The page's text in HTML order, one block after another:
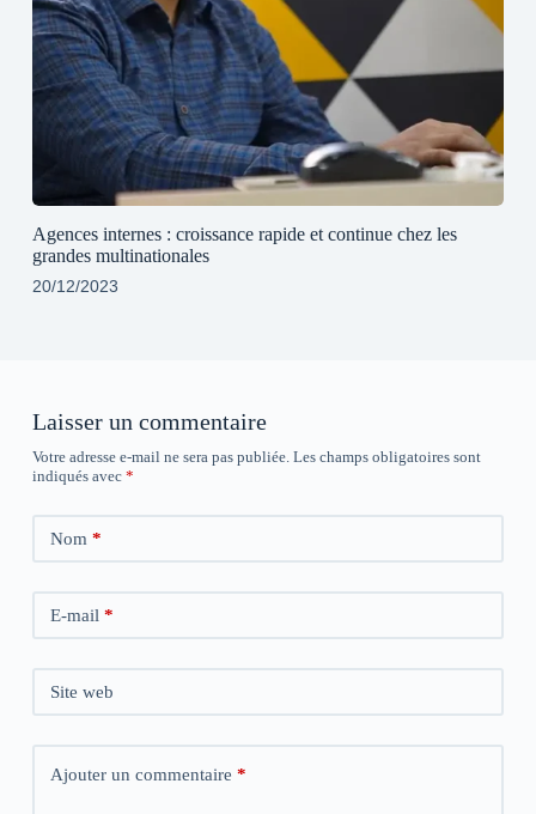
Agences internes : croissance rapide et continue chez les
grandes multinationales
20/12/2023
Laisser un commentaire
Votre adresse e-mail ne sera pas publiée. Les champs obligatoires sont
indiqués avec *
Nom *
E-mail *
Site web
Ajouter un commentaire *